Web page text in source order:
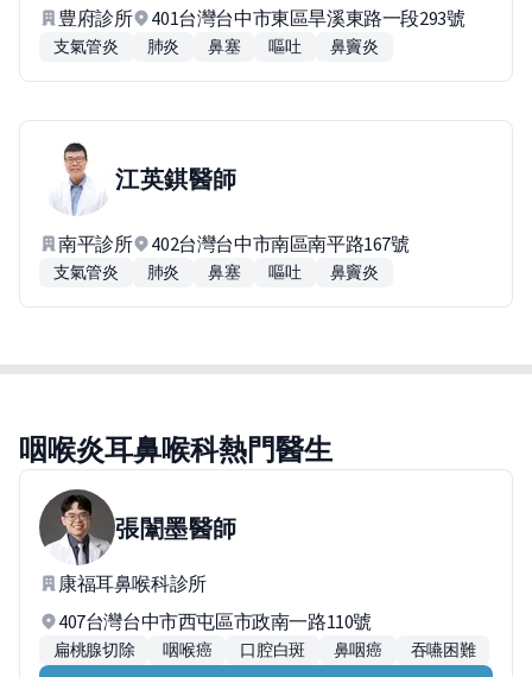
豊府診所 401台灣台中市東區旱溪東路一段293號
支氣管炎 肺炎 鼻塞 嘔吐 鼻竇炎
江英錤醫師
南平診所 402台灣台中市南區南平路167號
支氣管炎 肺炎 鼻塞 嘔吐 鼻竇炎
咽喉炎耳鼻喉科熱門醫生
張闈墨醫師
康福耳鼻喉科診所
407台灣台中市西屯區市政南一路110號
扁桃腺切除 咽喉癌 口腔白斑 鼻咽癌 吞嚥困難